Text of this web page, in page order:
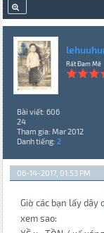
Rất Đam Mê
Bài viết: 606
24
Tham gia: Mar 2012
Danh tiếng: 2
06-14-2017, 01:53 PM
Giờ các bạn lấy dây
xem sao: